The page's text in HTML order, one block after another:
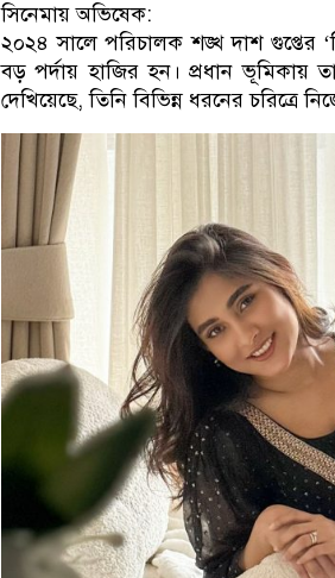
সিনেমায় অভিষেক:
২০২৪ সালে পরিচালক শঙ্খ দাশ গুপ্তের ‘
বড় পর্দায় হাজির হন। প্রধান
দেখিয়েছে,তিনি বিভিন্ন ধরনের চরিত্রে